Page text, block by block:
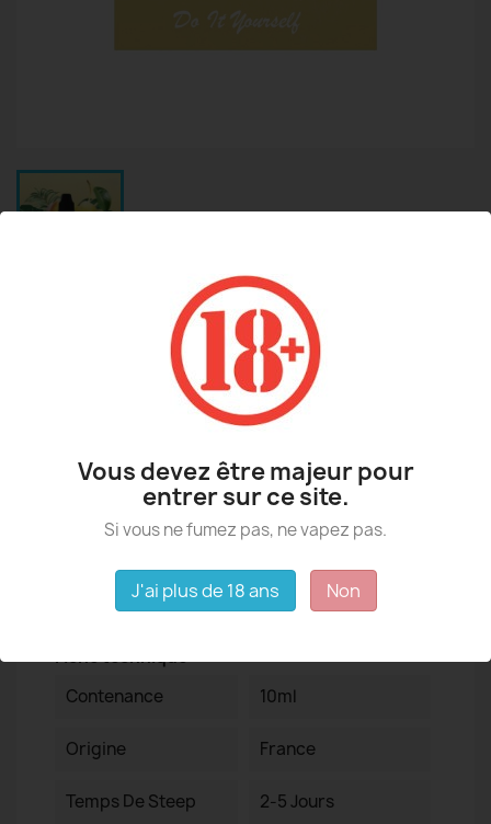
AROME POIRE VDLV
Détails du produit
Fiche technique
Contenance
10ml
Origine France
Temps De Steep 2-5 Jours
Vous devez être majeur pour
entrer sur ce site.
Si vous ne fumez pas, ne vapez pas.
J'ai plus de 18 ans Non